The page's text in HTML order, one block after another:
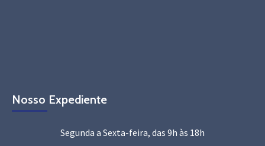
Nosso Expediente
Segunda a Sexta-feira, das 9h às 18h